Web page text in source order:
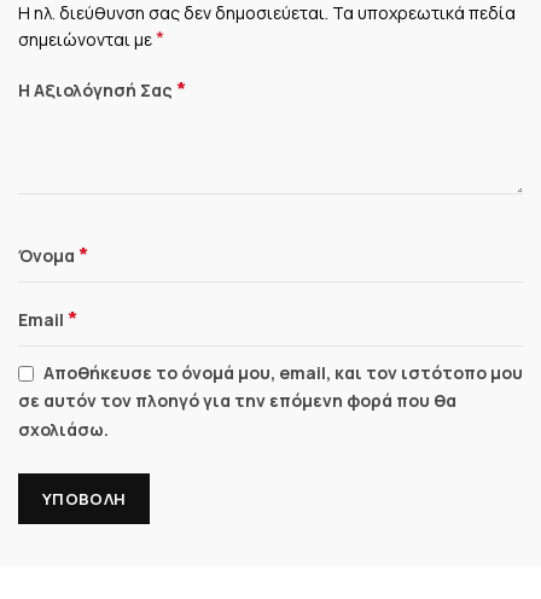
Η ηλ. διεύθυνση σας δεν δημοσιεύεται. Τα υποχρεωτικά πεδία
σημειώνονται με*
Η Αξιολόγησή Σας *
Όνομα *
Email *
Αποθήκευσε το όνομά μου, email, και τον ιστότοπο μου
σε αυτόν τον πλοηγό για την επόμενη φορά που θα
σχολιάσω.